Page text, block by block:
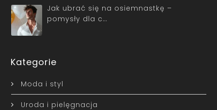
Jak ubrać się na osiemnastkę –
pomysły dla c…
Kategorie
Moda i styl
Uroda i pielęgnacja